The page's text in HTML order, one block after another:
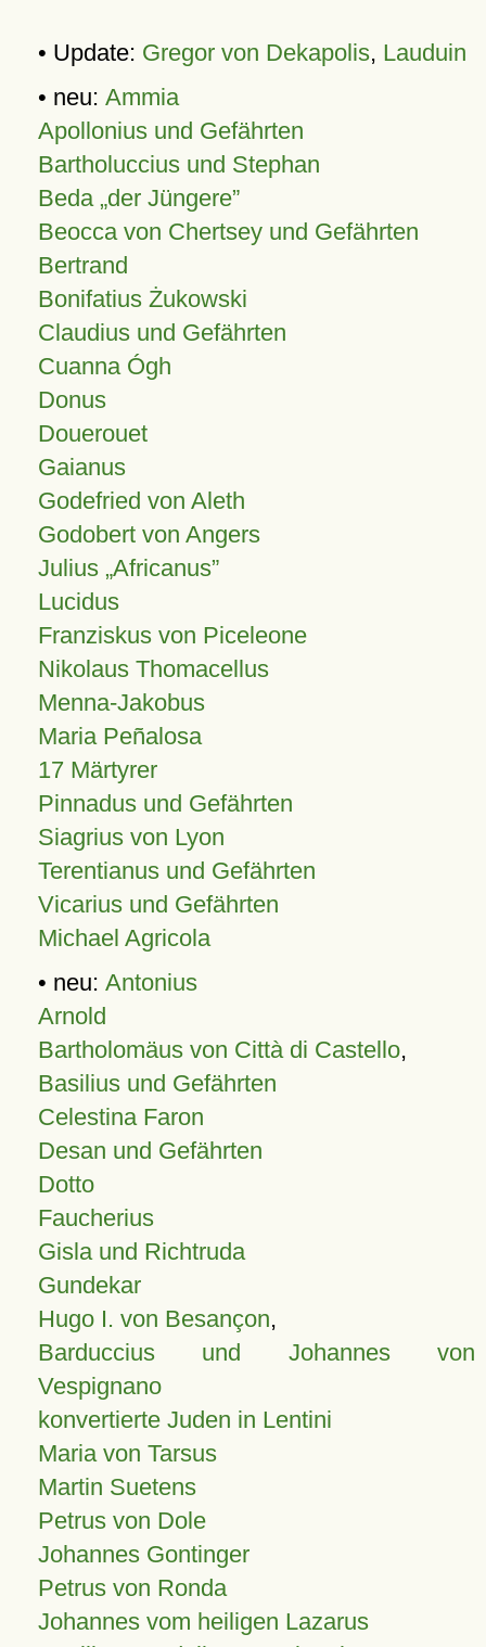
• Update: Gregor von Dekapolis, Lauduin
• neu: Ammia
Apollonius und Gefährten
Bartholuccius und Stephan
Beda „der Jüngere”
Beocca von Chertsey und Gefährten
Bertrand
Bonifatius Żukowski
Claudius und Gefährten
Cuanna Ógh
Donus
Douerouet
Gaianus
Godefried von Aleth
Godobert von Angers
Julius Africanus
Lucidus
Franziskus von Piceleone
Nikolaus Thomacellus
Menna-Jakobus
Maria Peñalosa
17 Märtyrer
Pinnadus und Gefährten
Siagrius von Lyon
Terentianus und Gefährten
Vicarius und Gefährten
Michael Agricola
• neu: Antonius
Arnold
Bartholomäus von Città di Castello,
Basilius und Gefährten
Celestina Faron
Desan und Gefährten
Dotto
Faucherius
Gisla und Richtruda
Gundekar
Hugo I. von Besançon,
Barduccius und Johannes von
Vespignano
konvertierte Juden in Lentini
Maria von Tarsus
Martin Suetens
Petrus von Dole
Johannes Gontinger
Petrus von Ronda
Johannes vom heiligen Lazarus